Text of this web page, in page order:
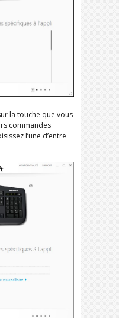
la touche que vous
commandes
l’une d’entre